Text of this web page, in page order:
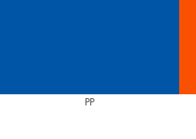
PP